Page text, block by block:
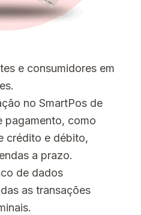
e consumidores em
no SmartPos de
pagamento, como
crédito e débito,
a prazo.
de dados
as transações